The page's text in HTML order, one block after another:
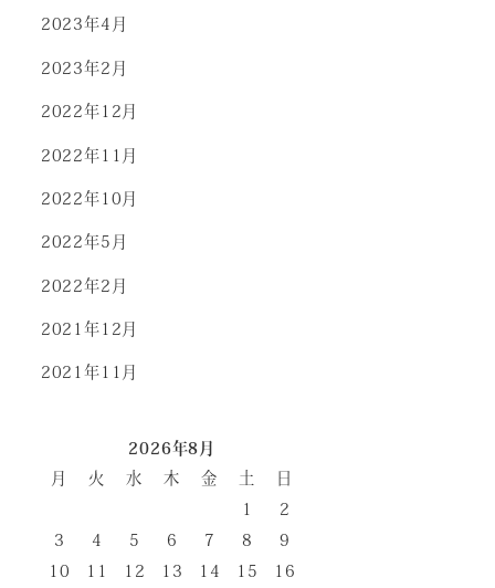
2023年4月
2023年2月
2022年12月
2022年11月
2022年10月
2022年5月
2022年2月
2021年12月
2021年11月
2026年8月
月
火 水 木 金 土
日
1
2
3
4 5 6 7 8
9
10
11 12 13 14 15
16